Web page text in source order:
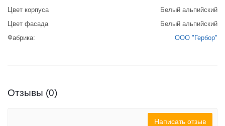
Цвет корпуса
Белый альпийский
Цвет фасада
Белый альпийский
Фабрика:
ООО "Гербор"
Отзывы (0)
Написать отзыв